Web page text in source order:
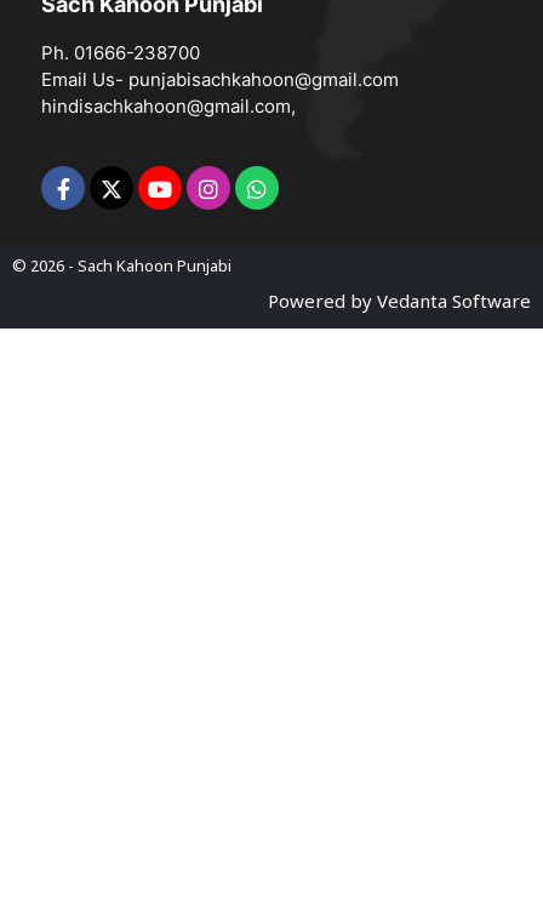
Ph. 01666-238700
Email Us- punjabisachkahoon@gmail.com
hindisachkahoon@gmail.com,
© 2026 - Sach Kahoon Punjabi
Powered by Vedanta Software